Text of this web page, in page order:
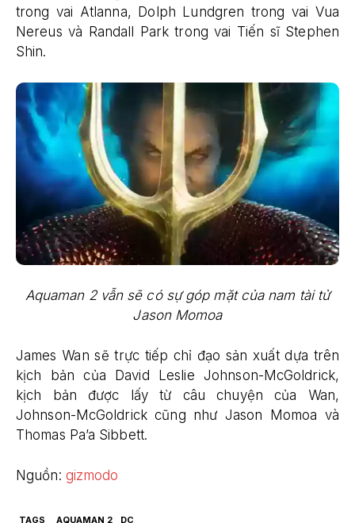
trong vai Atlanna, Dolph Lundgren trong vai Vua
Nereus và Randall Park trong vai Tiến sĩ Stephen
Shin.
Aquaman 2 vẫn sẽ có sự góp mặt của nam tài tử
Jason Momoa
James Wan sẽ trực tiếp chỉ đạo sản xuất dựa trên
kịch bản của David Leslie Johnson-McGoldrick,
kịch bản được lấy từ câu chuyện của Wan,
Johnson-McGoldrick cũng như Jason Momoa và
Thomas Pa’a Sibbett.
Nguồn: gizmodo
TAGS AQUAMAN 2 DC